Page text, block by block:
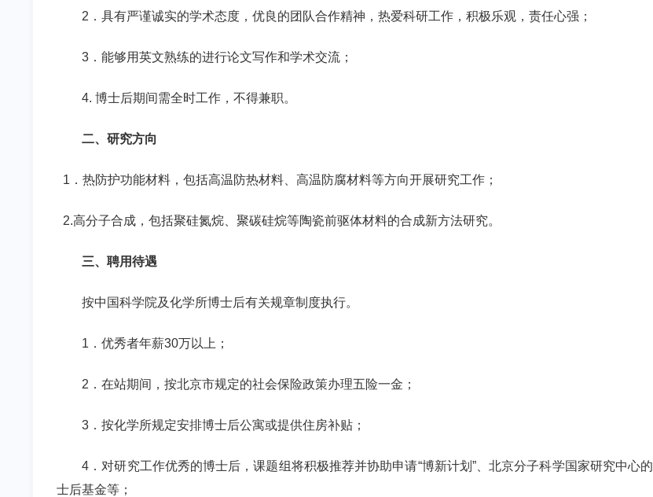
2 ．具有严谨诚实的学术态度，优良的团队合作精神，热爱科研工作，积极乐观，责任心强；
3 ．能够用英文熟练的进行论文写作和学术交流；
4. 博士后期间需全时工作，不得兼职。
二、研究方向
1 ． 热防护功能材料，包括高温防热材料、高温防腐材料等方向开展研究工作；
2.高分子合成，包括聚硅氮烷、聚碳硅烷等陶瓷前驱体材料的合成新方法研究。
三、聘用待遇
按中国科学院及化学所博士后有关规章制度执行。
1 ．优秀者年薪30万以上；
2 ．在站期间，按北京市规定的社会保险政策办理五险一金；
3 ．按化学所规定安排博士后公寓或提供住房补贴；
4 ．对研究工作优秀的博士后，课题组将积极推荐并协助申请“博新计划 ”、北京分子科学国家研究中心的
士后基金等；